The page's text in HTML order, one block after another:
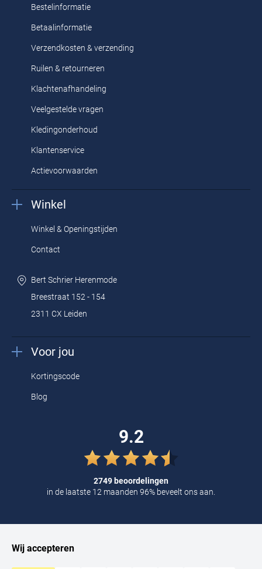
Bestelinformatie
Betaalinformatie
Verzendkosten & verzending
Ruilen & retourneren
Klachtenafhandeling
Veelgestelde vragen
Kledingonderhoud
Klantenservice
Actievoorwaarden
Winkel
Winkel & Openingstijden
Contact
Bert Schrier Herenmode
Breestraat 152 - 154
2311 CX Leiden
Voor jou
Kortingscode
Blog
9.2
2749 beoordelingen
in de laatste 12 maanden 96% beveelt ons aan.
Wij accepteren